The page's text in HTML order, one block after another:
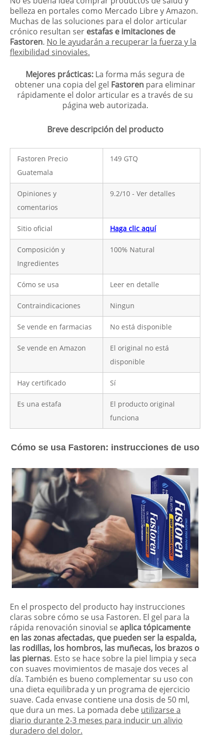
belleza en portales como Mercado Libre y Amazon.
Muchas de las soluciones para el dolor articular
crónico resultan ser estafas e imitaciones de
Fastoren. No le ayudarán a recuperar la fuerza y la
flexibilidad sinoviales.
Mejores prácticas: La forma más segura de
obtener una copia del gel Fastoren para eliminar
rápidamente el dolor articular es a través de su
página web autorizada.
Breve descripción del producto
Fastoren Precio
Guatemala
149 GTQ
Opiniones y
comentarios
9.2/10 - Ver detalles
Sitio oficial Haga clic aquí
Composición y
Ingredientes
100% Natural
Cómo se usa Leer en detalle
Contraindicaciones Ningun
Se vende en farmacias No está disponible
Se vende en Amazon
El original no está
disponible
Hay certificado Sí
Es una estafa
El producto original
funciona
Cómo se usa Fastoren: instrucciones de uso
En el prospecto del producto hay instrucciones
claras sobre cómo se usa Fastoren. El gel para la
rápida renovación sinovial seaplica tópicamente
en las zonas afectadas, que pueden ser la espalda,
las rodillas, los hombros, las muñecas, los brazos o
las piernas. Esto se hace sobre la piel limpia y seca
con suaves movimientos de masaje dos veces al
día. También es bueno complementar su uso con
una dieta equilibrada y un programa de ejercicio
suave. Cada envase contiene una dosis de 50 ml,
que dura un mes. La pomada debe utilizarse a
diario durante 2-3 meses para inducir un alivio
duradero del dolor.